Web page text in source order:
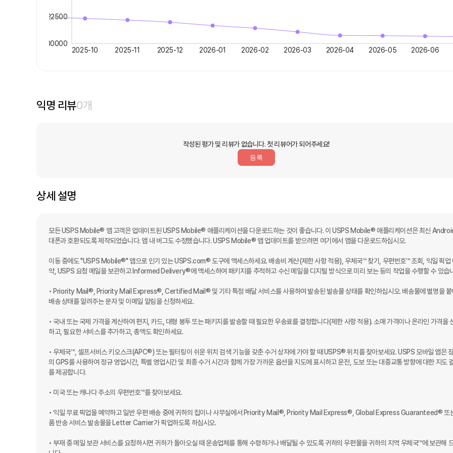
2025-10 2025-11 2025-12 2026-01 2026-02 2026-03 2026-04 2026-05 2026-06
22500
30000
익명 리뷰0개
작성된 평가 및 리뷰가 없습니다. 첫 리뷰어가 되어주세요!
등록
상세 설명
모든 USPS Mobile® 앱 고객은 업데이트된 USPS Mobile® 애플리케이션을 다운로드하는 것이 좋습니다. 이 USPS Mobile® 애플리케이션은 최신
대폰과 호환되도록 제작되었습니다. 앱 내 버그도 수정했습니다. USPS Mobile® 앱 업데이트를 받으려면 여기에서 앱을 다운로드하십시오.
이동 중에도 "USPS Mobile®" 앱으로 인기 있는 USPS.com® 도구에 액세스하세요. 배송비 계산(제한 사항 적용), 우체국™ 찾기, 우편번호™ 조회, 익일 픽업
약, USPS 요청 메일을 보관하고 Informed Delivery®에 액세스하여 패키지를 추적하고 수신 메일을 디지털 방식으로 미리 보는 등의 작업을 수행할 수 있습
• Priority Mail®, Priority Mail Express®, Certified Mail® 및 기타 특정 배달 서비스를 사용하여 발송된 발송물 상태를 확인하십시오. 배송물에 별명을 붙
배송 상태를 알려주는 문자 및 이메일 알림을 신청하세요.
• 국내 또는 국제 가격을 계산하여 편지, 카드, 대형 봉투 또는 패키지를 발송할 때 필요한 우송료를 결정합니다(제한 사항 적용). 소매 가격이나 온라인 가격을
하고, 필요한 서비스를 추가하고, 총액도 확인하세요.
• 우체국™, 셀프서비스 키오스크(APC®) 또는 필터링이 쉬운 위치 검색 기능을 갖춘 수거 상자에 가야 할 때 USPS® 위치를 찾아보세요. USPS 모바일 앱은
의 GPS를 사용하여 정규 영업시간, 특별 영업시간 및 최종 수거 시간과 함께 가장 가까운 옵션을 지도에 표시하고 운전, 도보 또는 대중교통 방향에 대한 지도
를 제공합니다.
• 미국 또는 캐나다 주소의 우편번호™를 찾아보세요.
• 익일 무료 픽업을 예약하고 일반 우편 배송 중에 귀하의 집이나 사무실에서 Priority Mail®, Priority Mail Express®, Global Express Guaranteed® 또
품 반송 서비스 발송물을 Letter Carrier가 픽업하도록 하십시오.
• 부재 중 메일 보관 서비스를 요청하시면 귀하가 돌아오실 때 운송업체를 통해 수령하거나 배달될 수 있도록 귀하의 우편물을 귀하의 지역 우체국™에 보관해